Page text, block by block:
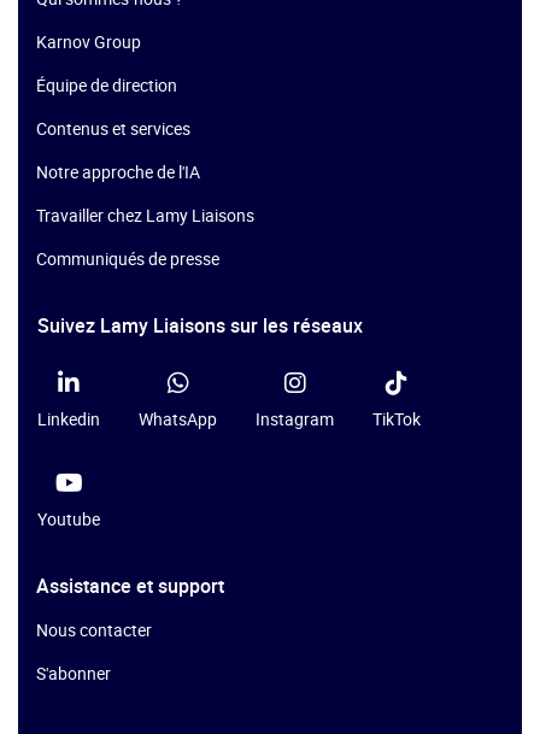
Karnov Group
Équipe de direction
Contenus et services
Notre approche de l'IA
Travailler chez Lamy Liaisons
Communiqués de presse
Suivez Lamy Liaisons sur les réseaux
Linkedin WhatsApp Instagram TikTok
Youtube
Assistance et support
Nous contacter
S'abonner